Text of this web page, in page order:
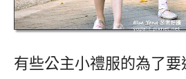
有些公主小禮服的為了